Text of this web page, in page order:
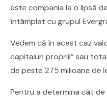
este compania la o lipsă
întâmplat cu grupul
Vedem că în acest caz
capitaluri propriii” sau
de peste 275 milioane de
Pentru a determina cât